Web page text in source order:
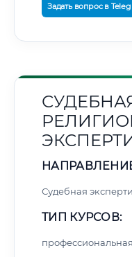
Задать вопрос в
Судебная
ТИП КУРСОВ: